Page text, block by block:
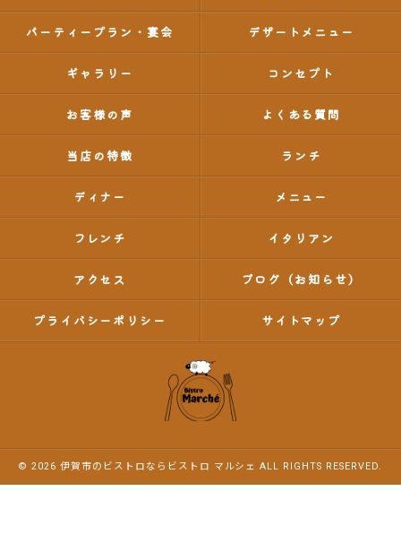
パーティープラン・宴会 デザートメニュー
ギャラリー コンセプト
お客様の声 よくある質問
当店の特徴 ランチ
ディナー メニュー
フレンチ イタリアン
アクセス ブログ（お知らせ）
プライバシーポリシー サイトマップ
© 2026 伊賀市のビストロならビストロ マルシェ ALL RIGHTS RESERVED.